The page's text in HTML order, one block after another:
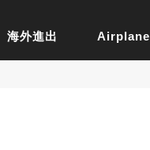
海外進出 Airplane